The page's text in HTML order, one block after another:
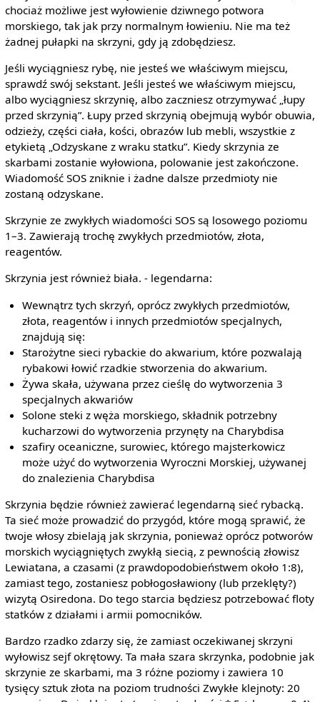
chociaż możliwe jest wyłowienie dziwnego potwora
morskiego, tak jak przy normalnym łowieniu. Nie ma też
żadnej pułapki na skrzyni, gdy ją zdobędziesz.
Jeśli wyciągniesz rybę, nie jesteś we właściwym miejscu,
sprawdź swój sekstant. Jeśli jesteś we właściwym miejscu,
albo wyciągniesz skrzynię, albo zaczniesz otrzymywać „łupy
przed skrzynią”. Łupy przed skrzynią obejmują wybór obuwia,
odzieży, części ciała, kości, obrazów lub mebli, wszystkie z
etykietą „Odzyskane z wraku statku”. Kiedy skrzynia ze
skarbami zostanie wyłowiona, polowanie jest zakończone.
Wiadomość SOS zniknie i żadne dalsze przedmioty nie
zostaną odzyskane.
Skrzynie ze zwykłych wiadomości SOS są losowego poziomu
1–3. Zawierają trochę zwykłych przedmiotów, złota,
reagentów.
Skrzynia jest również biała. - legendarna:
Wewnątrz tych skrzyń, oprócz zwykłych przedmiotów,
złota, reagentów i innych przedmiotów specjalnych,
znajdują się:
Starożytne sieci rybackie do akwarium, które pozwalają
rybakowi łowić rzadkie stworzenia do akwarium.
Żywa skała, używana przez cieślę do wytworzenia 3
specjalnych akwariów
Solone steki z węża morskiego, składnik potrzebny
kucharzowi do wytworzenia przynęty na Charybdisa
szafiry oceaniczne, surowiec, którego majsterkowicz
może użyć do wytworzenia Wyroczni Morskiej, używanej
do znalezienia Charybdisa
Skrzynia będzie również zawierać legendarną sieć rybacką.
Ta sieć może prowadzić do przygód, które mogą sprawić, że
twoje włosy zbielają jak skrzynia, ponieważ oprócz potworów
morskich wyciągniętych zwykłą siecią, z pewnością złowisz
Lewiatana, a czasami (z prawdopodobieństwem około 1:8),
zamiast tego, zostaniesz pobłogosławiony (lub przeklęty?)
wizytą Osiredona. Do tego starcia będziesz potrzebować floty
statków z działami i armii pomocników.
Bardzo rzadko zdarzy się, że zamiast oczekiwanej skrzyni
wyłowisz sejf okrętowy. Ta mała szara skrzynka, podobnie jak
skrzynie ze skarbami, ma 3 różne poziomy i zawiera 10
tysięcy sztuk złota na poziom trudności Zwykłe klejnoty: 20